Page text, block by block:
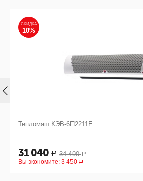
СКИДКА
10%
Тепломаш КЭВ-6П2211Е
31 040 Р 34 490 Р
Вы экономите: 3 450 Р